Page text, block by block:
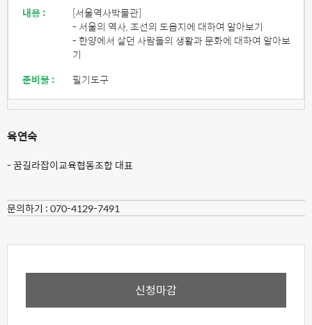
내용 :
[서울역사박물관]
- 서울의 역사, 조선의 도읍지에 대하여 알아보기
- 한양에서 살던 사람들의 생활과 문화에 대하여 알아보
기
준비물 :
필기도구
육연숙
- 꿈길라잡이교육협동조합 대표
문의하기 :070-4129-7491
신청마감